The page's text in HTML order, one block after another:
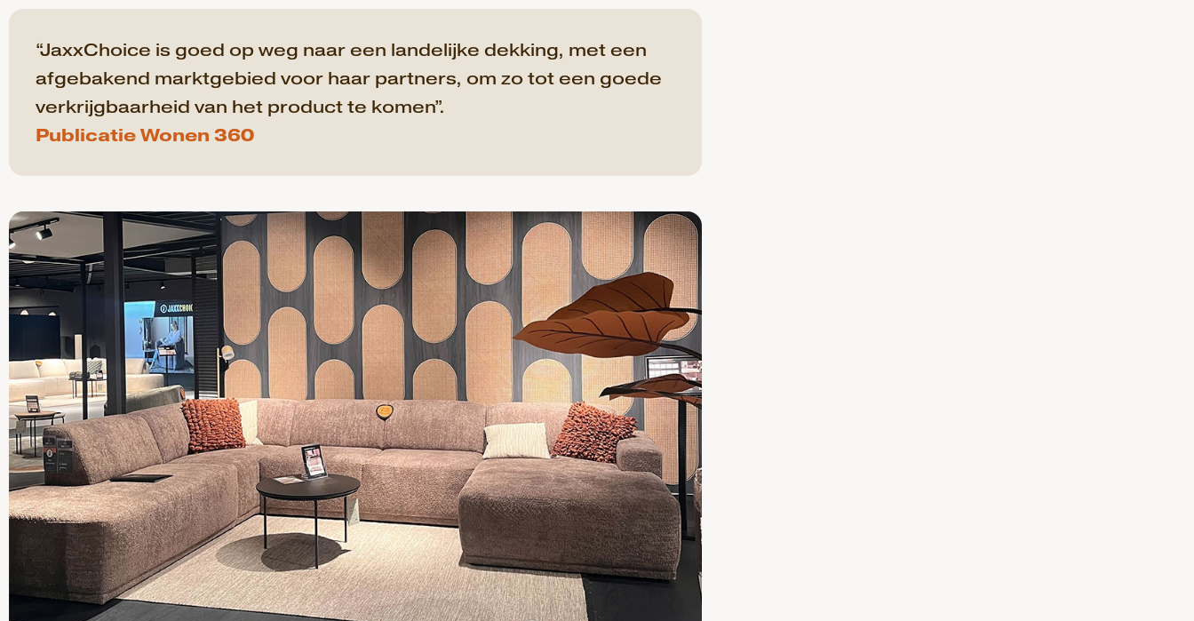
“JaxxChoice is goed op weg naar een landelijke dekking, met een
afgebakend marktgebied voor haar partners, om zo tot een goede
verkrijgbaarheid van het product te komen”.
Publicatie Wonen 360